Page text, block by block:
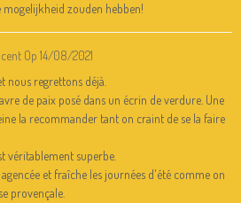
mogelijkheid zouden hebben!
Op 14/08/2021
nous regrettons déjà.
de paix posé dans un écrin de verdure. Une
la recommander tant on craint de se la faire
véritablement superbe.
et fraîche les journées d'été comme on
provençale.